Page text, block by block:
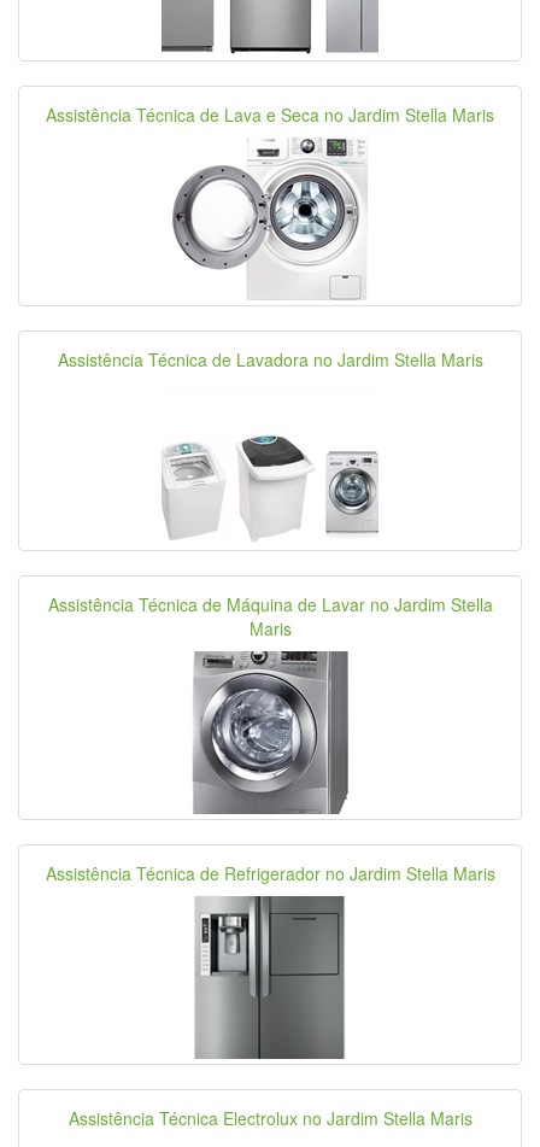
Assistência Técnica de Lava e Seca no Jardim Stella Maris
Assistência Técnica de Lavadora no Jardim Stella Maris
Assistência Técnica de Máquina de Lavar no Jardim Stella
Maris
Assistência Técnica de Refrigerador no Jardim Stella Maris
Assistência Técnica Electrolux no Jardim Stella Maris